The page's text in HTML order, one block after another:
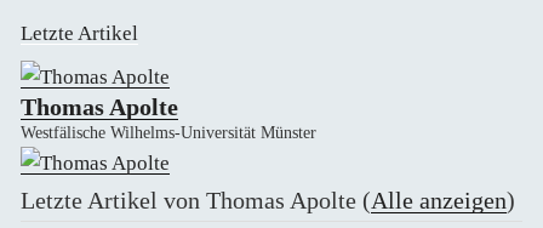
Letzte Artikel
Thomas Apolte
Westfälische Wilhelms-Universität Münster
Letzte Artikel von Thomas Apolte (Alle anzeigen)